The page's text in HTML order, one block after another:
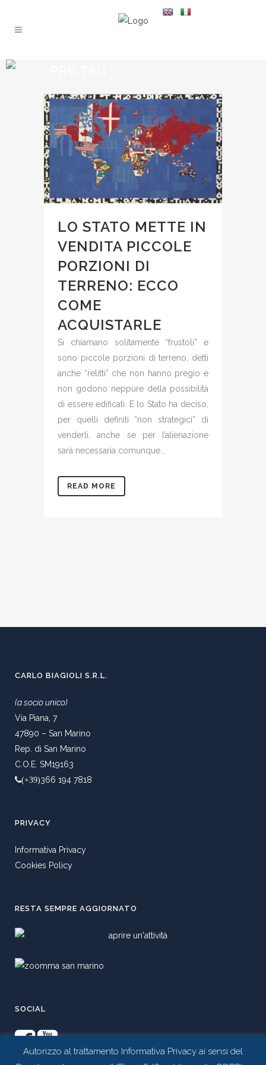
LO STATO METTE IN
VENDITA PICCOLE
PORZIONI DI
TERRENO: ECCO
COME
ACQUISTARLE
Si chiamano solitamente “frustoli” e
sono piccole porzioni di terreno, detti
anche “relitti” che non hanno pregio e
non godono neppure della possibilità
di essere edificati. E lo Stato ha deciso,
per quelli definiti “non strategici” di
venderli, anche se per l’alienazione
sarà necessaria comunque...
READ MORE
CARLO BIAGIOLI S.R.L.
(a socio unico)
Via Piana, 7
47890 – San Marino
Rep. di San Marino
C.O.E. SM19163
(+39)366 194 7818
PRIVACY
Informativa Privacy
Cookies Policy
RESTA SEMPRE AGGIORNATO
SOCIAL
Autorizzo al trattamento Informativa Privacy ai sensi del